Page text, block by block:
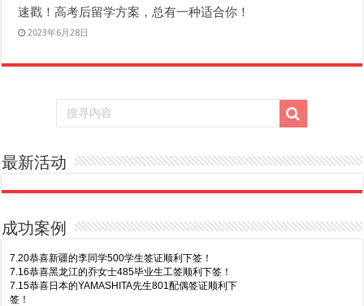
速戳！高考后留学方案，总有一种适合你！
2023年6月28日
最新活动
成功案例
7.20恭喜新疆的李同学500学生签证顺利下签！
7.16恭喜黑龙江的乔女士485毕业生工签顺利下签！
7.15恭喜日本的YAMASHITA先生801配偶签证顺利下
签！